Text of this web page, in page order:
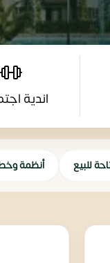
اندية
للبيع أنظمة